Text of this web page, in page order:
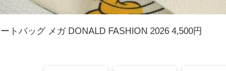
トバッグ メガ DONALD FASHION 2026 4,500円